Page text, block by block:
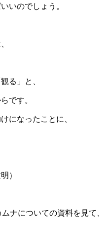
いのでしょう。
る」と、
です。
になったことに、
）
ナについての資料を見て、